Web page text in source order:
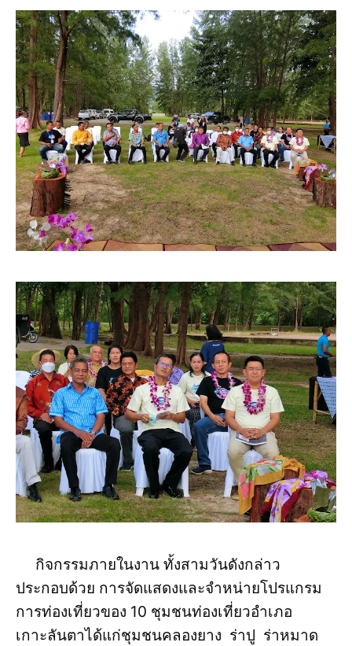
กิจกรรมภายในงาน ทั้งสามวันดังกล่าว
ประกอบด้วย การจัดแสดงและจำหน่ายโปรแกรม
การท่องเที่ยวของ 10 ชุมชนท่องเที่ยวอำเภอ
เกาะลันตาได้แก่ชุมชนคลองยาง ร่าปู ร่าหมาด